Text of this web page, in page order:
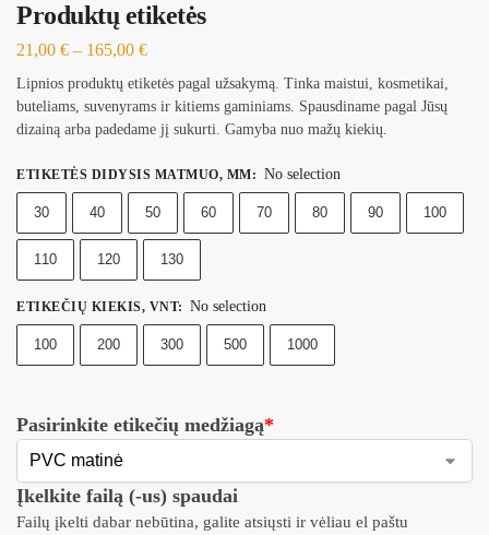
Produktų etiketės
21,00 € – 165,00 €
Lipnios produktų etiketės pagal užsakymą. Tinka maistui, kosmetikai,
buteliams, suvenyrams ir kitiems gaminiams. Spausdiname pagal Jūsų
dizainą arba padedame jį sukurti. Gamyba nuo mažų kiekių.
ETIKETĖS DIDYSIS MATMUO, MM: No selection
30 40 50 60 70 80 90 100
110 120 130
ETIKEČIŲ KIEKIS, VNT: No selection
100 200 300 500 1000
*
Pasirinkite etikečių medžiagą
Įkelkite failą (-us) spaudai
Failų įkelti dabar nebūtina, galite atsiųsti ir vėliau el paštu